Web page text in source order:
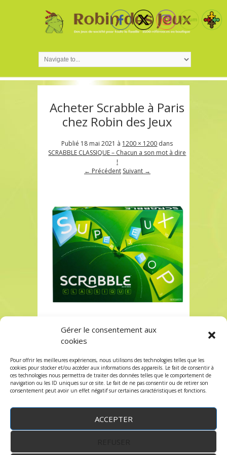
Gérer le consentement aux
cookies
Pour offrir les meilleures expériences, nous utilisons des technologies telles que les
cookies pour stocker et/ou accéder aux informations des appareils. Le fait de consentir à
ces technologies nous permettra de traiter des données telles que le comportement de
navigation ou les ID uniques sur ce site. Le fait de ne pas consentir ou de retirer son
consentement peut avoir un effet négatif sur certaines caractéristiques et fonctions.
ACCEPTER
Acheter Scrabble à Paris
chez Robin des Jeux
Publié 18 mai 2021 à 1200 × 1200 dans
SCRABBLE CLASSIQUE – Chacun a son mot à dire
!
← Précédent Suivant →
Acheter Scrabble à Paris chez Robin des Jeux
Les commentaires et les trackbacks sont
fermés.